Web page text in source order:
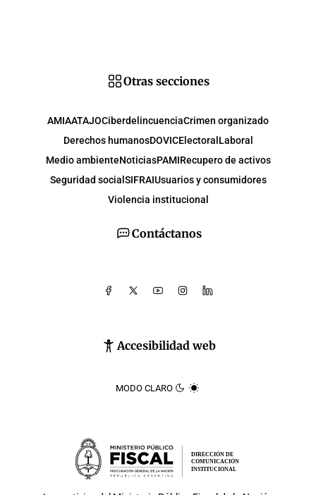
Contáctanos
Accesibilidad web
MODO CLARO
Otras secciones
AMIAATAJOCiberdelincuenciaCrimen organizado
Derechos humanosDOVICElectoral Laboral
Medio ambienteNoticiasPAMIRecupero de activos
Seguridad social SIFRAIUsuarios y consumidores
Violencia institucional
DIRECCIÓN DE
COMUNICACIÓN
INSTITUCIONAL